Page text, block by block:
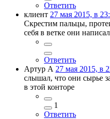
Ответить
клиент 27 мая 2015, в
Скрестим пальцы,
себя в ветке они
Ответить
Артур А 27 мая 2015, в
слышал, что они сырье
в этой конторе
1
Ответить